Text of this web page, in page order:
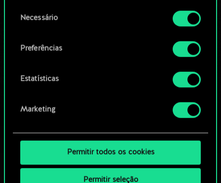
Você encontrará todos os detalhes sobre o uso
de cookies e poderá ajustar as suas preferências
no menu "Configurações" abaixo.
deNecessário
Preferências
Estatísticas
Marketing
Permitir todos os cookies
Permitir seleção
comunidade